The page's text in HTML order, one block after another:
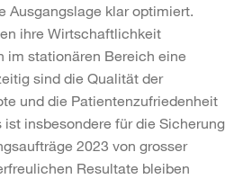
Ausgangslage klar optimiert.
ihre Wirtschaftlichkeit
im stationären Bereich eine
sind die Qualität der
und die Patientenzufriedenheit
ist insbesondere für die Sicherung
2023 von grosser
Resultate bleiben